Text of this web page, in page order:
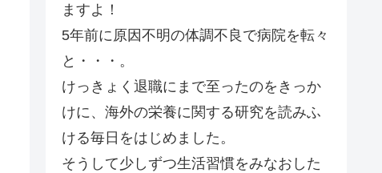
ますよ！
5年前に原因不明の体調不良で病院を転々
と・・・。
けっきょく退職にまで至ったのをきっか
けに、海外の栄養に関する研究を読みふ
ける毎日をはじめました。
そうして少しずつ生活習慣をみなおした